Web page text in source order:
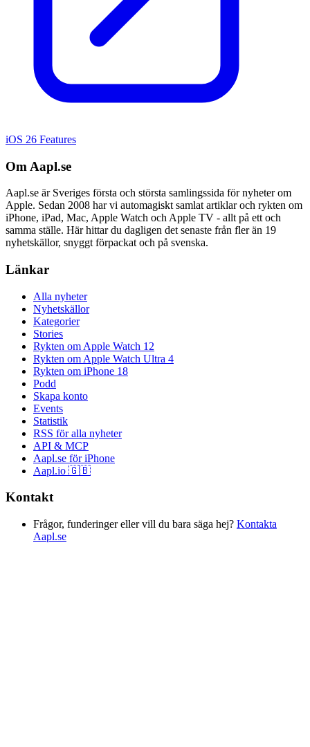
iOS 26 Features
Om Aapl.se
Aapl.se är Sveriges första och största samlingssida för nyheter om
Apple. Sedan 2008 har vi automagiskt samlat artiklar och rykten om
iPhone, iPad, Mac, Apple Watch och Apple TV - allt på ett och
samma ställe. Här hittar du dagligen det senaste från fler än 19
nyhetskällor, snyggt förpackat och på svenska.
Länkar
Alla nyheter
Nyhetskällor
Kategorier
Stories
Rykten om Apple Watch 12
Rykten om Apple Watch Ultra 4
Rykten om iPhone 18
Podd
Skapa konto
Events
Statistik
RSS för alla nyheter
API & MCP
Aapl.se för iPhone
Aapl.io 🇬🇧
Kontakt
Frågor, funderinger eller vill du bara säga hej? Kontakta
Aapl.se